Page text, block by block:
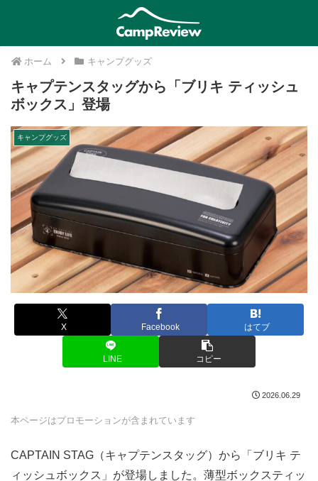
ホーム キャンプグッズ
キャプテンスタッグから「ブリキ ティッシュ
ボックス」登場
キャンプグッズ
X Facebook はてブ
LINE コピー
2026.06.29
本ページはプロモーションが含まれています
CAPTAIN STAG（キャプテンスタッグ）から「ブリキ テ
ィッシュボックス」が登場しました。薄型ボックスティッ